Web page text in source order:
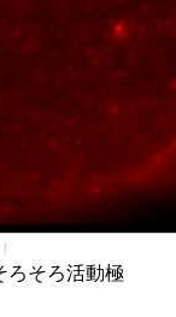
ろそろ活動極